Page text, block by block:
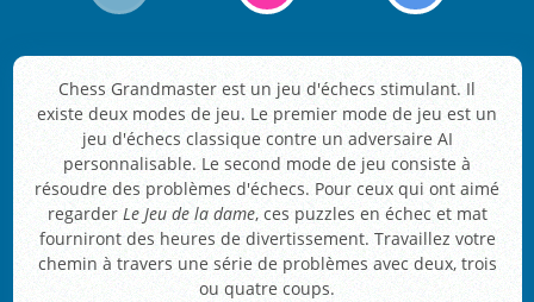
Chess Grandmaster est un jeu d'échecs stimulant. Il
existe deux modes de jeu. Le premier mode de jeu est un
jeu d'échecs classique contre un adversaire AI
personnalisable. Le second mode de jeu consiste à
résoudre des problèmes d'échecs. Pour ceux qui ont aimé
regarder Le Jeu de la dame, ces puzzles en échec et mat
fourniront des heures de divertissement. Travaillez votre
chemin à travers une série de problèmes avec deux, trois
ou quatre coups.